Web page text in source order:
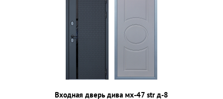
Входная дверь дива мх-47 str д-8